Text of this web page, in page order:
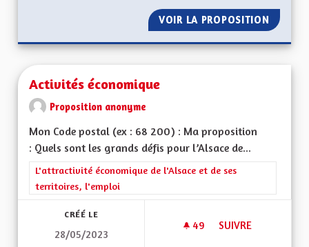
VOIR LA PROPOSITION
Activités économique
Proposition anonyme
Mon Code postal (ex : 68 200) : Ma proposition
: Quels sont les grands défis pour l’Alsace de...
Filtrer les résultats de la catégorie : L'attractivité
L'attractivité économique de l'Alsace et de ses
territoires, l'emploi
CRÉÉ LE
28/05/2023
49 49 ABONNÉS
SUIVRE